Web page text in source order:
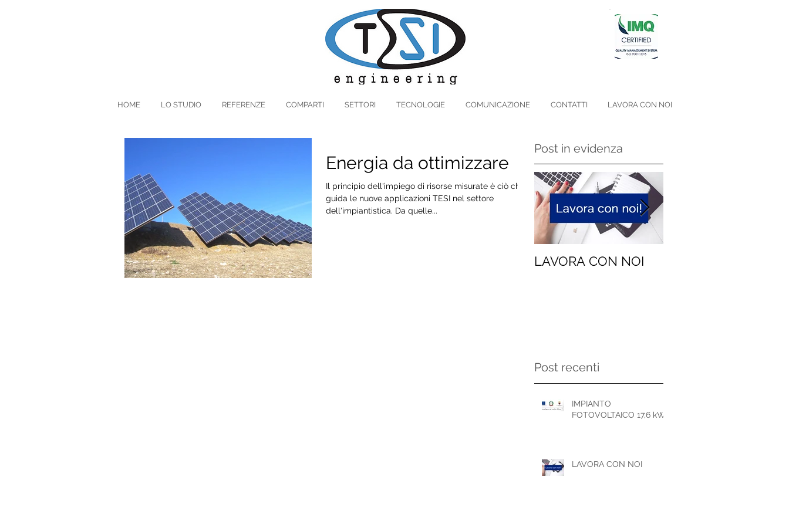
HOME LO STUDIO REFERENZE COMPARTI SETTORI TECNOLOGIE COMUNICAZIONE CONTATTI LAVORA CON NOI
Energia da ottimizzare
Il principio dell'impiego di risorse misurate è ciò che
guida le nuove applicazioni TESI nel settore
dell'impiantistica. Da quelle...
Post in evidenza
LAVORA CON NOI
Post recenti
IMPIANTO
FOTOVOLTAICO 17,6 kWp
LAVORA CON NOI